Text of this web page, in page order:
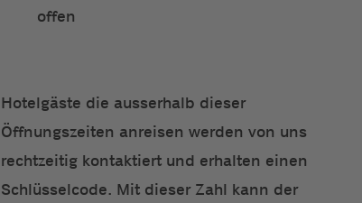
offen
Hotelgäste die ausserhalb dieser
Öffnungszeiten anreisen werden von uns
rechtzeitig kontaktiert und erhalten einen
Schlüsselcode. Mit dieser Zahl kann der